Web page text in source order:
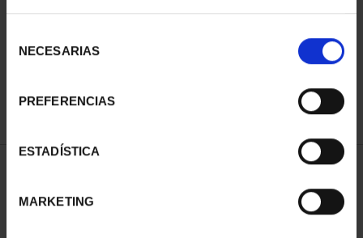
NECESARIAS
PREFERENCIAS
ESTADÍSTICA
MARKETING
73,00 €